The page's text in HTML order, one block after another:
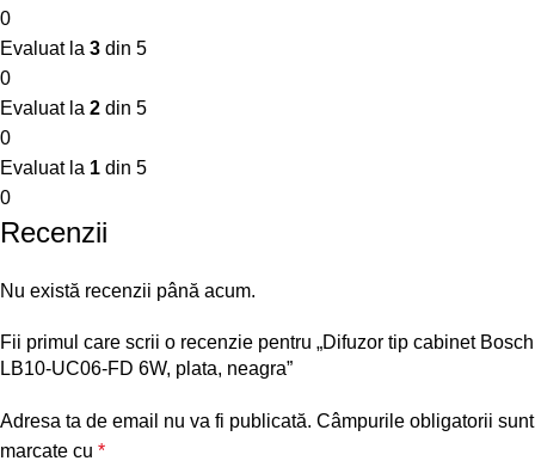
0
Evaluat la 3 din 5
0
Evaluat la 2 din 5
0
Evaluat la 1 din 5
0
Recenzii
Nu există recenzii până acum.
Fii primul care scrii o recenzie pentru „Difuzor tip cabinet Bosch
LB10-UC06-FD 6W, plata, neagra”
Adresa ta de email nu va fi publicată. Câmpurile obligatorii sunt
marcate cu *